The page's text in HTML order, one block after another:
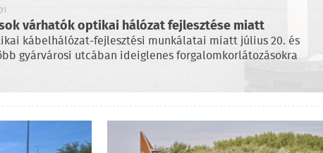
várhatók optikai hálózat fejlesztése miatt
kábelhálózat-fejlesztési munkálatai miatt július 20. és
gyárvárosi utcában ideiglenes forgalomkorlátozásokra